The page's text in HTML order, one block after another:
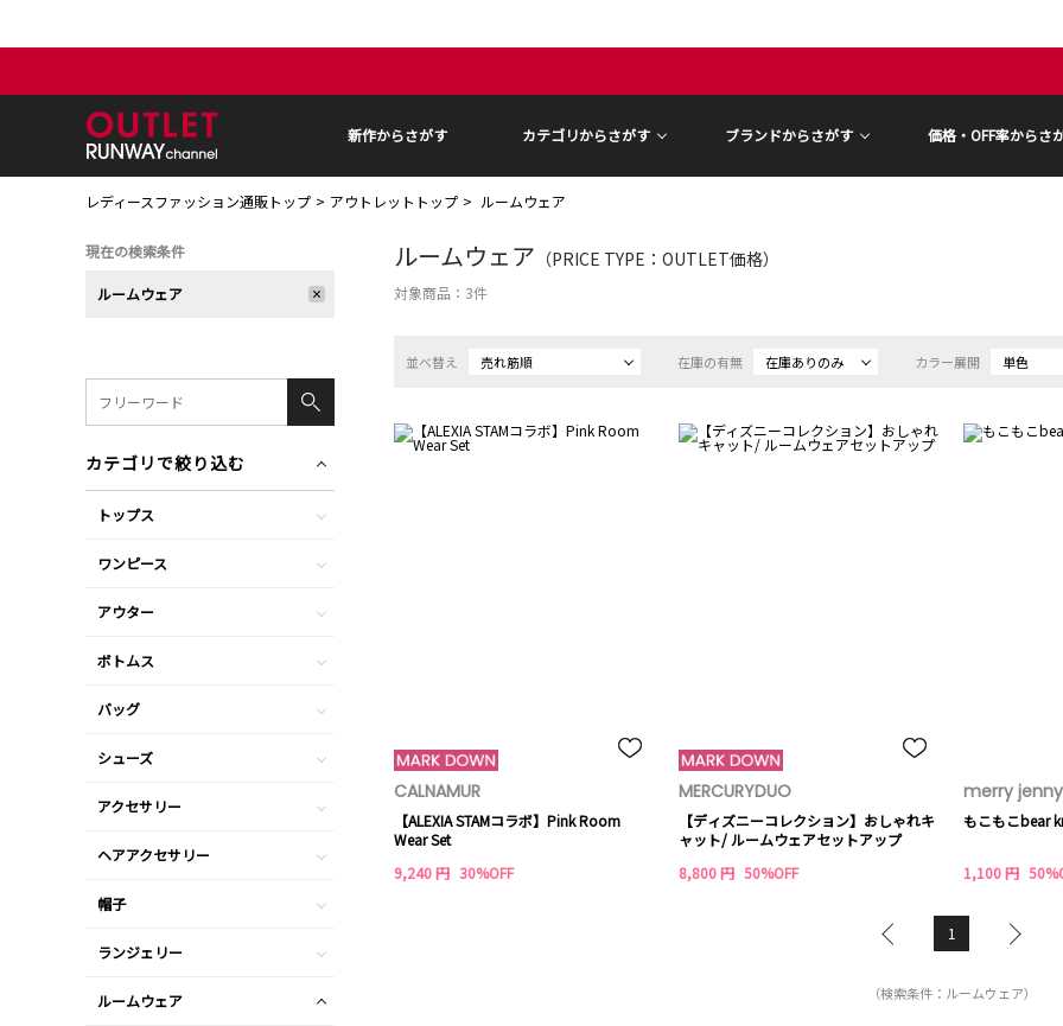
新作からさがす カテゴリからさがす ブランドからさがす 価格・OFF率からさ
レディースファッション通販トップ アウトレットトップ ルームウェア
ルームウェア （PRICE TYPE：OUTLET価格）
対象商品： 3件
並べ替え 売れ筋順 在庫の有無 在庫ありのみ カラー展開 単色
CALNAMUR
【ALEXIA STAMコラボ】Pink Room
Wear Set
9,240 円 30%OFF
MERCURYDUO
【ディズニーコレクション】おしゃれキ
ャット/ ルームウェアセットアップ
8,800 円 50%OFF
merry jenny
もこもこbear
1,100 円
1
（検索条件：ルームウェア）
現在の検索条件
ルームウェア
カテゴリで絞り込む
トップス
ワンピース
アウター
ボトムス
バッグ
シューズ
アクセサリー
ヘアアクセサリー
帽子
ランジェリー
ルームウェア